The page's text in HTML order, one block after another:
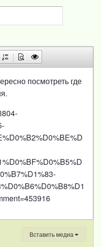
посмотреть где
Вставить медиа